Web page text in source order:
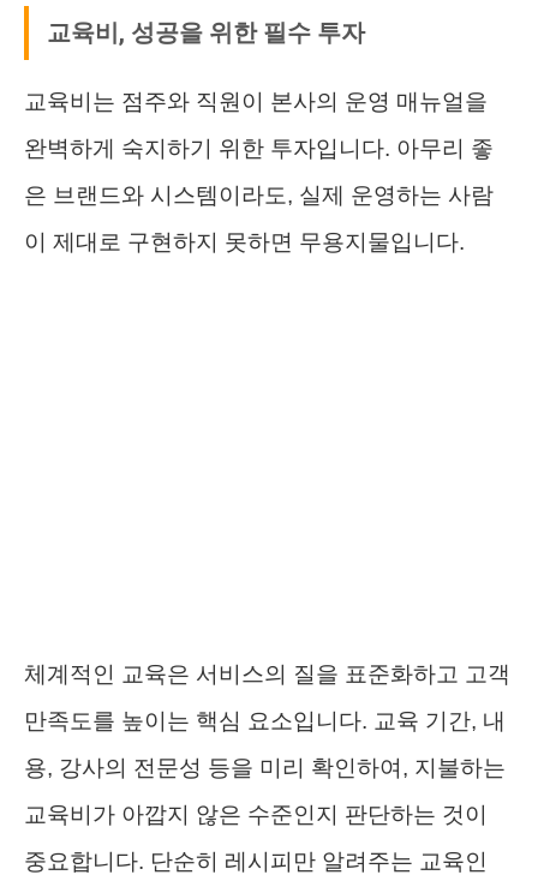
교육비, 성공을 위한 필수 투자
교육비는 점주와 직원이 본사의 운영 매뉴얼을
완벽하게 숙지하기 위한 투자입니다. 아무리 좋
은 브랜드와 시스템이라도, 실제 운영하는 사람
이 제대로 구현하지 못하면 무용지물입니다.
체계적인 교육은 서비스의 질을 표준화하고 고객
만족도를 높이는 핵심 요소입니다. 교육 기간, 내
용, 강사의 전문성 등을 미리 확인하여, 지불하는
교육비가 아깝지 않은 수준인지 판단하는 것이
중요합니다. 단순히 레시피만 알려주는 교육인